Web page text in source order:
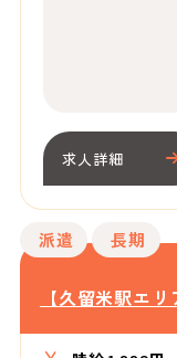
求人詳細
派遣 長期
【久留米駅エ